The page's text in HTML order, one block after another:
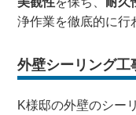
浄作業を徹底的に行
外壁シーリング工
K様邸の外壁のシー